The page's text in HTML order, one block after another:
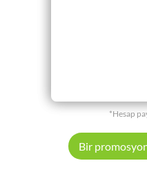
*Hesap
Bir